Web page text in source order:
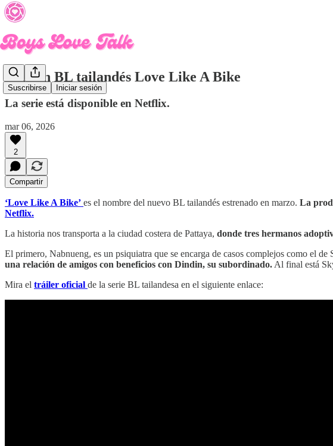
Suscribirse Iniciar sesión
Lanzan BL tailandés Love Like A Bike
La serie está disponible en Netflix.
mar 06, 2026
2
Compartir
‘Love Like A Bike’ es el nombre del nuevo BL tailandés estrenado en marzo. La
Netflix.
La historia nos transporta a la ciudad costera de Pattaya, donde tres hermanos
El primero, Nabnueng, es un psiquiatra que se encarga de casos complejos como el
una relación de amigos con beneficios con Dindin, su subordinado. Al final está
Mira el tráiler oficial de la serie BL tailandesa en el siguiente enlace: